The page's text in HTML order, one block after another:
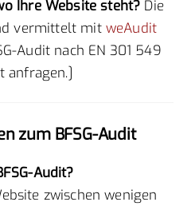
Ihre Website steht? Die
vermittelt mit weAudit
Audit nach EN 301 549
anfragen.]
zum BFSG-Audit
Audit?
zwischen wenigen